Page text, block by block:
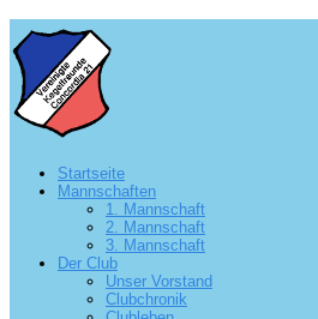
Startseite
Mannschaften
1. Mannschaft
2. Mannschaft
3. Mannschaft
Der Club
Unser Vorstand
Clubchronik